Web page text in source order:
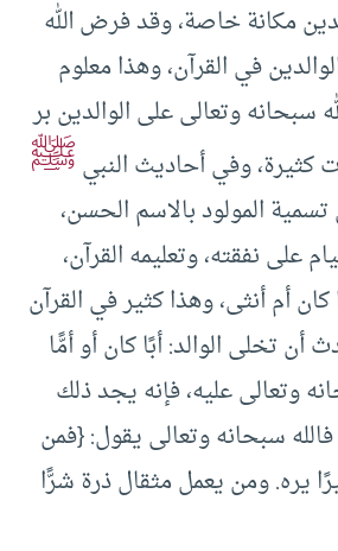
مكانة خاصة، وقد فرض الله
في القرآن، وهذا معلوم
سبحانه وتعالى على الوالدين بر
كثيرة، وفي أحاديث النبيﷺ
المولود بالاسم الحسن،
على نفقته، وتعليمه القرآن،
أم أنثى، وهذا كثير في القرآن
أن تخلى الوالد: أبًا كان أو أمًّا
وتعالى عليه، فإنه يجد ذلك
سبحانه وتعالى يقول: {فمن
يره. ومن يعمل مثقال ذرة شرًّا